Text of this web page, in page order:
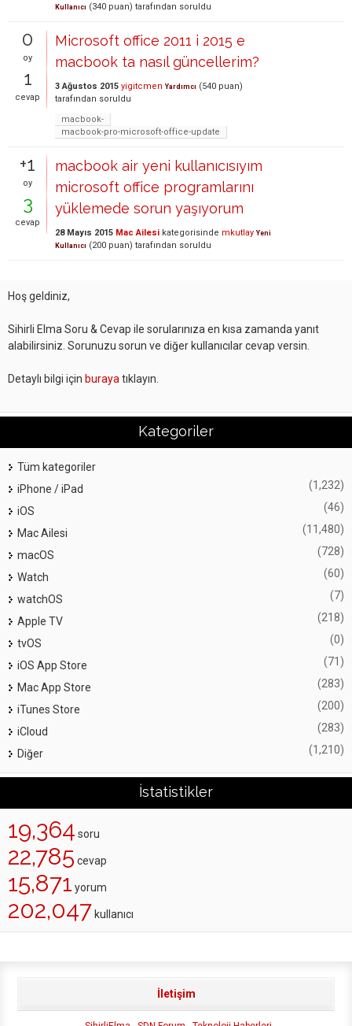
Kullanıcı (340 puan) tarafından soruldu
0
oy
1
cevap
Microsoft office 2011 i 2015 e
macbook ta nasıl güncellerim?
3 Ağustos 2015 yigitcmen Yardımcı (540 puan)
tarafından soruldu
macbook-
macbook-pro-microsoft-office-update
+1
oy
3
cevap
macbook air yeni kullanıcısıyım
microsoft office programlarını
yüklemede sorun yaşıyorum
28 Mayıs 2015 Mac Ailesi kategorisinde mkutlay Yeni
Kullanıcı (200 puan) tarafından soruldu
Hoş geldiniz,
Sihirli Elma Soru & Cevap ile sorularınıza en kısa zamanda yanıt
alabilirsiniz. Sorunuzu sorun ve diğer kullanıcılar cevap versin.
Detaylı bilgi için buraya tıklayın.
Kategoriler
Tüm kategoriler
iPhone / iPad
(1,232)
iOS (46)
Mac Ailesi (11,480)
macOS (728)
Watch (60)
watchOS (7)
Apple TV (218)
tvOS (0)
iOS App Store (71)
Mac App Store (283)
iTunes Store (200)
iCloud (283)
Diğer (1,210)
İstatistikler
19,364 soru
22,785 cevap
15,871 yorum
202,047 kullanıcı
İletişim